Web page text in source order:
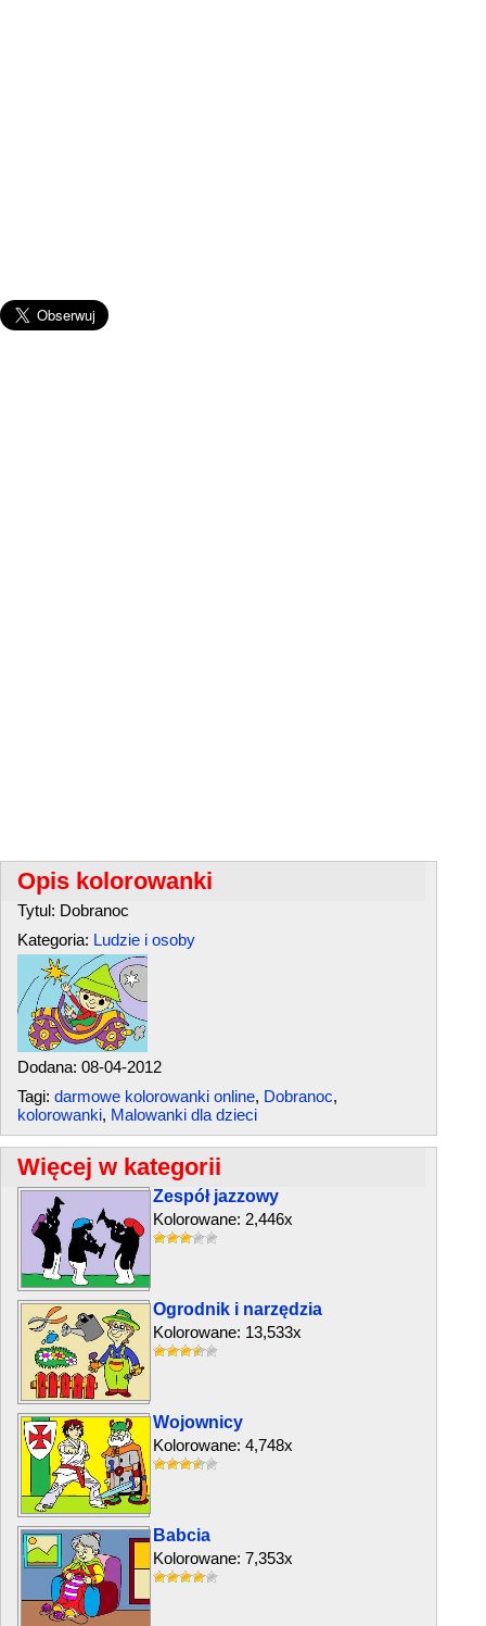
Opis kolorowanki
Tytul: Dobranoc
Kategoria: Ludzie i osoby
Dodana: 08-04-2012
Tagi: darmowe kolorowanki online, Dobranoc,
kolorowanki, Malowanki dla dzieci
Więcej w kategorii
Zespół jazzowy
Kolorowane: 2,446x
Ogrodnik i narzędzia
Kolorowane: 13,533x
Wojownicy
Kolorowane: 4,748x
Babcia
Kolorowane: 7,353x